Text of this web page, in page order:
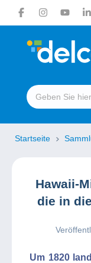
Startseite
Hawaii-
die in
Um 1820